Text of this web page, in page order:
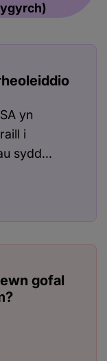
yn
i
sydd...
gofal